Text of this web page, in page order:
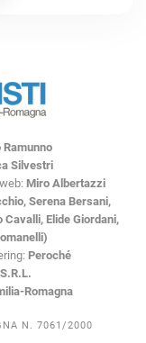
Silvestri
Miro Albertazzi
Serena Bersani,
Elide Giordani,
Peroché
Romagna
N. 7061/2000